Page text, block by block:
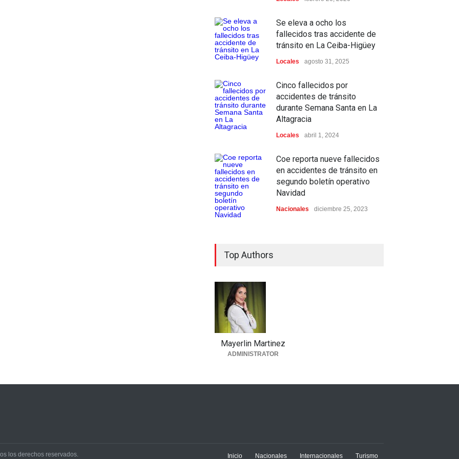
Se eleva a ocho los
fallecidos tras accidente de
tránsito en La Ceiba-Higüey
Locales agosto 31, 2025
Cinco fallecidos por
accidentes de tránsito
durante Semana Santa en La
Altagracia
Locales abril 1, 2024
Coe reporta nueve fallecidos
en accidentes de tránsito en
segundo boletín operativo
Navidad
Nacionales diciembre 25, 2023
Top Authors
Mayerlin Martinez
ADMINISTRATOR
los derechos reservados. Inicio Nacionales Internacionales Turismo